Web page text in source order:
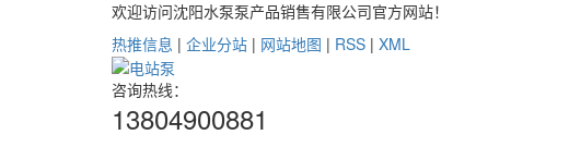
欢迎访问沈阳水泵泵产品销售有限公司官方网站！
热推信息 | 企业分站 | 网站地图 | RSS | XML
咨询热线：
13804900881